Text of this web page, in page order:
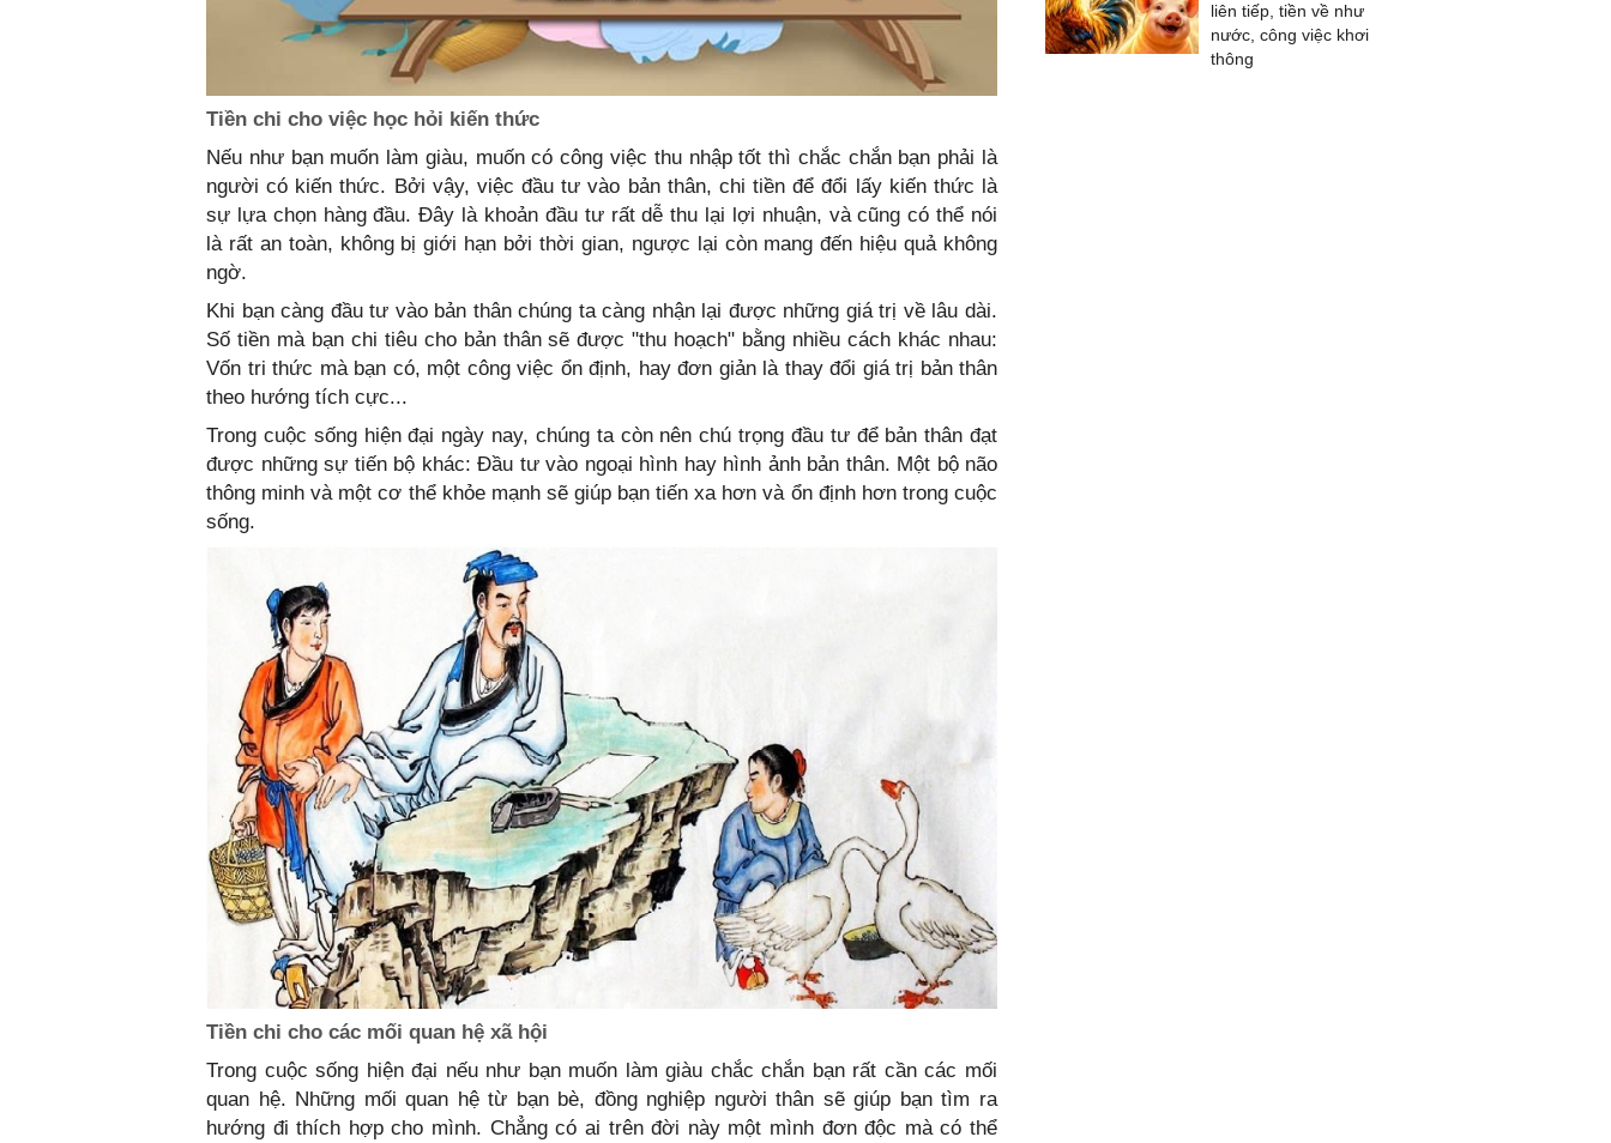
Tiền chi cho việc học hỏi kiến thức
Nếu như bạn muốn làm giàu, muốn có công việc thu nhập tốt thì chắc chắn bạn phải là
người có kiến thức. Bởi vậy, việc đầu tư vào bản thân, chi tiền để đổi lấy kiến thức là
sự lựa chọn hàng đầu. Đây là khoản đầu tư rất dễ thu lại lợi nhuận, và cũng có thể nói
là rất an toàn, không bị giới hạn bởi thời gian, ngược lại còn mang đến hiệu quả không
ngờ.
Khi bạn càng đầu tư vào bản thân chúng ta càng nhận lại được những giá trị về lâu dài.
Số tiền mà bạn chi tiêu cho bản thân sẽ được "thu hoạch" bằng nhiều cách khác nhau:
Vốn tri thức mà bạn có, một công việc ổn định, hay đơn giản là thay đổi giá trị bản thân
theo hướng tích cực...
Trong cuộc sống hiện đại ngày nay, chúng ta còn nên chú trọng đầu tư để bản thân đạt
được những sự tiến bộ khác: Đầu tư vào ngoại hình hay hình ảnh bản thân. Một bộ não
thông minh và một cơ thể khỏe mạnh sẽ giúp bạn tiến xa hơn và ổn định hơn trong cuộc
sống.
Tiền chi cho các mối quan hệ xã hội
Trong cuộc sống hiện đại nếu như bạn muốn làm giàu chắc chắn bạn rất cần các mối
quan hệ. Những mối quan hệ từ bạn bè, đồng nghiệp người thân sẽ giúp bạn tìm ra
hướng đi thích hợp cho mình. Chẳng có ai trên đời này một mình đơn độc mà có thể
liên tiếp, tiền về như
nước, công việc khơi
thông